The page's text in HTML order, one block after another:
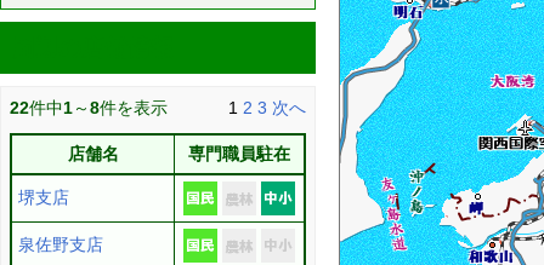
22件中1～8件を表示 1 2 3 次へ
店舗名 専門職員駐在
堺支店
泉佐野支店